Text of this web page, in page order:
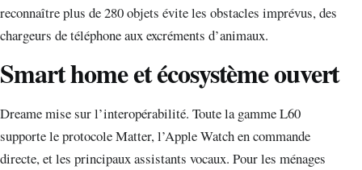
reconnaître plus de 280 objets évite les obstacles imprévus, des
chargeurs de téléphone aux excréments d’animaux.
Smart home et écosystème ouvert
Dreame mise sur l’interopérabilité. Toute la gamme L60
supporte le protocole Matter, l’Apple Watch en commande
directe, et les principaux assistants vocaux. Pour les ménages